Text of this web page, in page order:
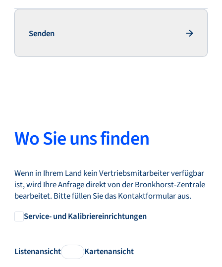
Senden
Senden
Wo Sie uns finden
Wenn in Ihrem Land kein Vertriebsmitarbeiter verfügbar
ist, wird Ihre Anfrage direkt von der Bronkhorst-Zentrale
bearbeitet. Bitte füllen Sie das Kontaktformular aus.
Service- und Kalibriereinrichtungen
Listenansicht Kartenansicht